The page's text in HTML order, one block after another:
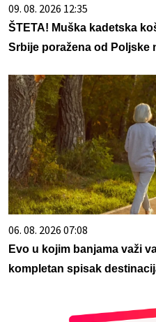
09. 08. 2026 12:35
ŠTETA! Muška kadetska
Srbije poražena od Poljske
06. 08. 2026 07:08
Evo u kojim banjama važi
kompletan spisak